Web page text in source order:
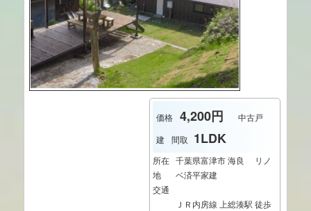
価格 4,200円
中古戸
建
間取 1LDK
所在
地
千葉県富津市 海良 リノ
ベ済平家建
交通
ＪＲ内房線 上総湊駅 徒歩